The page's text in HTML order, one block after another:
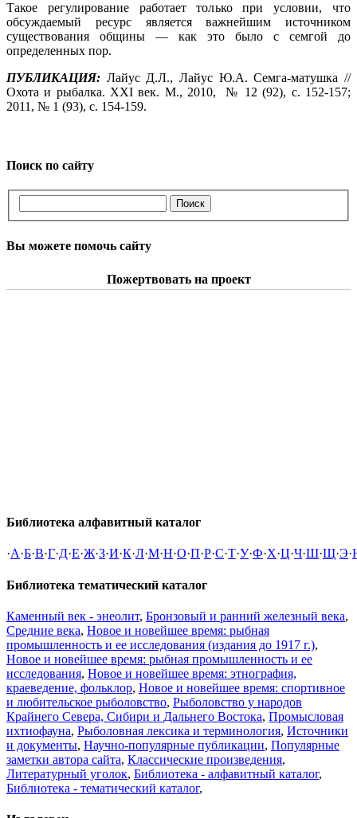
Такое регулирование работает только при условии, что
обсуждаемый ресурс является важнейшим источником
существования общины — как это было с семгой до
определенных пор.
ПУБЛИКАЦИЯ: Лайус Д.Л., Лайус Ю.А. Семга-матушка //
Охота и рыбалка. XXI век. М., 2010, № 12 (92), с. 152-157;
2011, № 1 (93), с. 154-159.
Поиск по сайту
Вы можете помочь сайту
Пожертвовать на проект
Библиотека алфавитный каталог
·А·Б·В·Г·Д·Е·Ж·З·И·К·Л·М·Н·О·П·Р·С·Т·У·Ф·Х·Ц·Ч·Ш·Щ·Э·
Библиотека тематический каталог
Каменный век - энеолит, Бронзовый и ранний железный века,
Средние века, Новое и новейшее время: рыбная
промышленность и ее исследования (издания до 1917 г.),
Новое и новейшее время: рыбная промышленность и ее
исследования, Новое и новейшее время: этнография,
краеведение, фольклор, Новое и новейшее время: спортивное
и любительское рыболовство, Рыболовство у народов
Крайнего Севера, Сибири и Дальнего Востока, Промысловая
ихтиофауна, Рыболовная лексика и терминология, Источники
и документы, Научно-популярные публикации, Популярные
заметки автора сайта, Классические произведения,
Литературный уголок, Библиотека - алфавитный каталог,
Библиотека - тематический каталог,